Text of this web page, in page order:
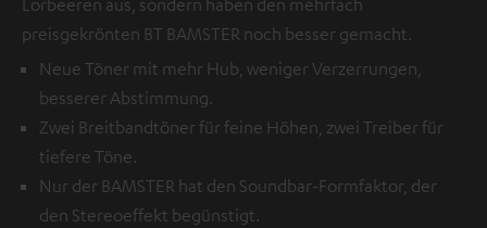
Lorbeeren aus, sondern haben den mehrfach
preisgekrönten BT BAMSTER noch besser gemacht.
Neue Töner mit mehr Hub, weniger Verzerrungen,
besserer Abstimmung.
Zwei Breitbandtöner für feine Höhen, zwei Treiber für
tiefere Töne.
Nur der BAMSTER hat den Soundbar-Formfaktor, der
den Stereoeffekt begünstigt.